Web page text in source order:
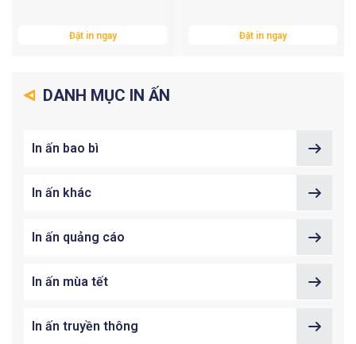
Đặt in ngay Đặt in ngay
DANH MỤC IN ẤN
In ấn bao bì
In ấn khác
In ấn quảng cáo
In ấn mùa tết
In ấn truyền thông